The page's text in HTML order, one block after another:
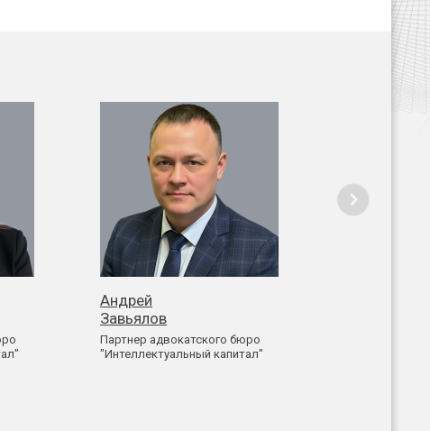
Андрей
Завьялов
Партнер адвокатского бюро
"Интеллектуальный капитал"